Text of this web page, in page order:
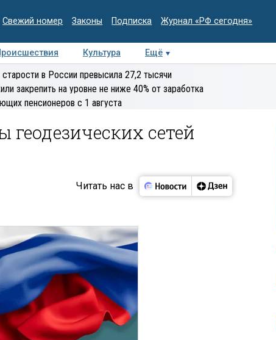
Свежий номер Законы Подписка Журнал «РФ сегодня»
Культура Ещё
Интервью Колумнисты
в России превысила 27,2 тысячи
закрепить на уровне не ниже 40% от заработка
пенсионеров с 1 августа
сетей
Читать нас в